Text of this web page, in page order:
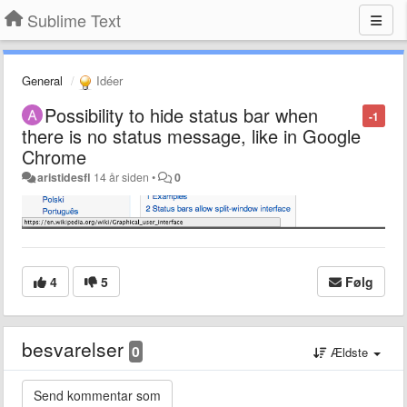
Sublime Text
General Idéer
-1
Possibility to hide status bar when
there is no status message, like in Google
Chrome
aristidesfl 14 år siden • 0
4 5 Følg
besvarelser 0 Ældste